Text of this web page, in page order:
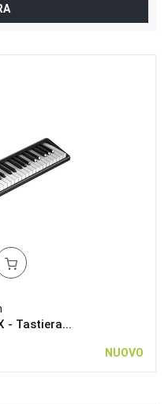
- Tastiera...
NUOVO